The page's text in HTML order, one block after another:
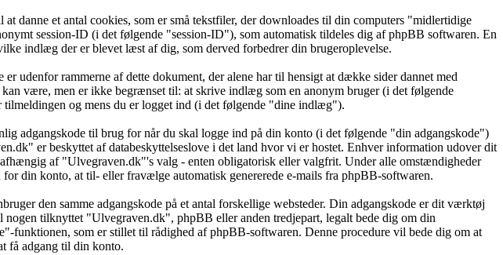
et antal cookies, som er små tekstfiler, der downloades til din computers "midlertidige
session-ID (i det følgende "session-ID"), som automatisk tildeles dig af phpBB softwaren. En
indlæg der er blevet læst af dig, som derved forbedrer din brugeroplevelse.
udenfor rammerne af dette dokument, der alene har til hensigt at dække sider dannet med
være, men er ikke begrænset til: at skrive indlæg som en anonym bruger (i det følgende
og mens du er logget ind (i det følgende "dine indlæg").
adgangskode til brug for når du skal logge ind på din konto (i det følgende "din adgangskode")
er beskyttet af databeskyttelseslove i det land hvor vi er hostet. Enhver information udover dit
af "Ulvegraven.dk"'s valg - enten obligatorisk eller valgfrit. Under alle omstændigheder
din konto, at til- eller fravælge automatisk genererede e-mails fra phpBB-softwaren.
den samme adgangskode på et antal forskellige websteder. Din adgangskode er dit værktøj
tilknyttet "Ulvegraven.dk", phpBB eller anden tredjepart, legalt bede dig om din
funktionen, som er stillet til rådighed af phpBB-softwaren. Denne procedure vil bede dig om at
få adgang til din konto.